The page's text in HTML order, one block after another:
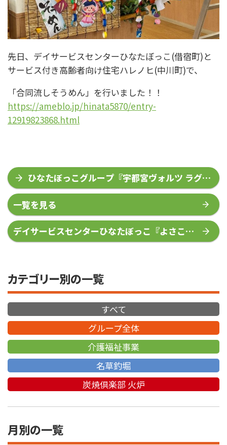
先日、デイサービスセンターひなたぼっこ(借宿町)と
サービス付き高齢者向け住宅ハレノヒ(中川町)で、
「合同流しそうめん」を行いました！！
https://ameblo.jp/hinata5870/entry-
12919823868.html
ひなたぼっこグループ『宇都宮ヴォルツ ラグ
ビー足利開催』
一覧を見る
デイサービスセンターひなたぼっこ『よさこい
ポパイさん来苑』
カテゴリー別の一覧
すべて
グループ全体
介護福祉事業
名草釣堀
炭焼倶楽部 火炉
月別の一覧